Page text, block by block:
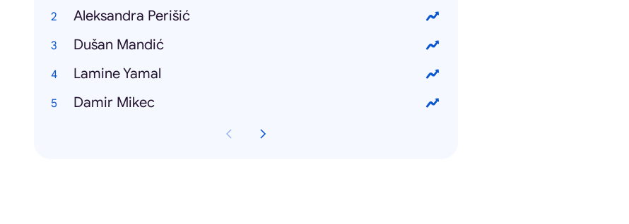
Aleksandra Perišić
Dušan Mandić
Lamine Yamal
Damir Mikec